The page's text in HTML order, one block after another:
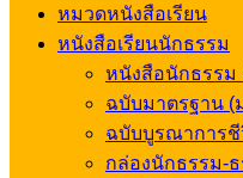
หมวดหนังสือเรียน
หนังสือเรียนนักธรรม
หนังสือนักธรรม
ฉบับมาตรฐาน (
ฉบับบูรณาการชี
กล่องนักธรรม-